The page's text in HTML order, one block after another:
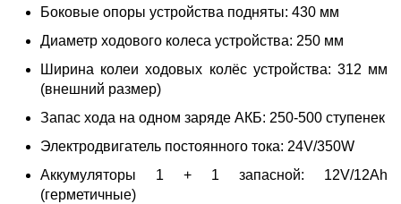
Боковые опоры устройства подняты: 430 мм
Диаметр ходового колеса устройства: 250 мм
Ширина колеи ходовых колёс устройства: 312 мм
(внешний размер)
Запас хода на одном заряде АКБ: 250-500 ступенек
Электродвигатель постоянного тока: 24V/350W
Аккумуляторы 1 + 1 запасной: 12V/12Ah
(герметичные)